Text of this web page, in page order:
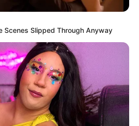
Scenes Slipped Through Anyway